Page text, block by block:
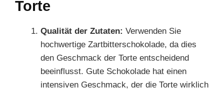
Torte
Qualität der Zutaten: Verwenden Sie
hochwertige Zartbitterschokolade, da dies
den Geschmack der Torte entscheidend
beeinflusst. Gute Schokolade hat einen
intensiven Geschmack, der die Torte wirklich